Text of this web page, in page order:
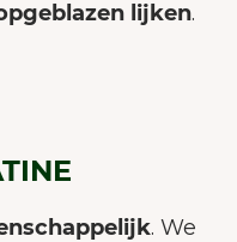
lijken.
. We